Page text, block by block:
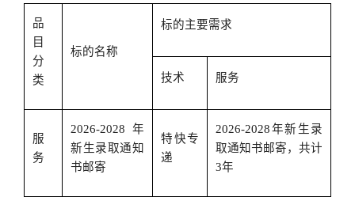
品
目
分
类
标的名称
标的主要需求
技术 服务
服
务
2026-2028年
新生录取通知
书邮寄
特快专
递
2026-2028年新生录
取通知书邮寄，共计
3年